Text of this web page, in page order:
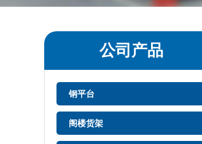
公司产品
钢平台
阁楼货架